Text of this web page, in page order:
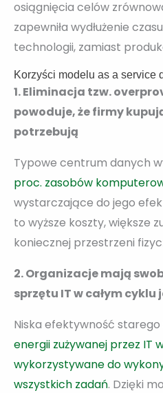
osiągnięcia celów
zapewniła wydłużenie
technologii, zamiast
Korzyści modelu as a service
1. Eliminacja tzw.
powoduje, że firmy
potrzebują
Typowe centrum danych
proc. zasobów
wystarczające do jego
to wyższe koszty, większe
koniecznej przestrzeni
2. Organizacje mają
sprzętu IT w całym cyklu
Niska efektywność
energii zużywanej przez IT
wykorzystywane do
wszystkich zadań. Dzięki